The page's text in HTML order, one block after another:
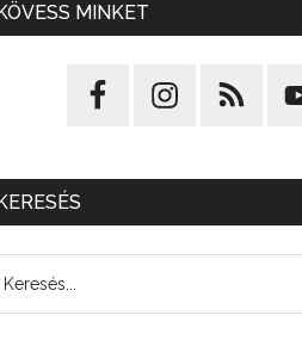
MINKET